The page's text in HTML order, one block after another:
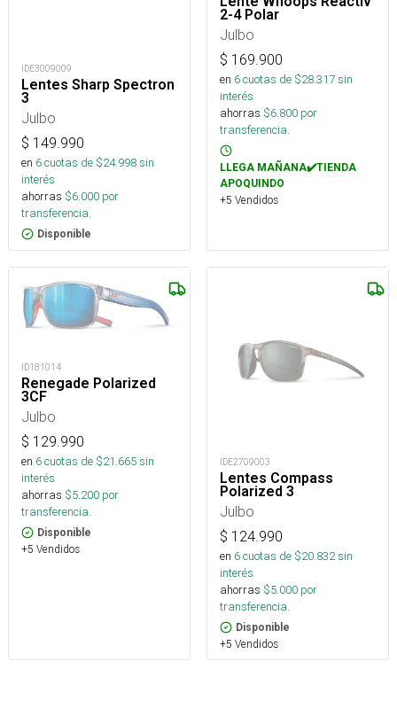
IDE3009009
Lentes Sharp Spectron
3
Julbo
$ 149.990
en 6cuotas de $24.998sin
interés
ahorras $6.000 por
transferencia.
Disponible
2-4 Polar
Julbo
$ 169.900
en 6cuotas de $28.317sin
interés
ahorras $6.800 por
transferencia.
LLEGA MAÑANA✔️TIENDA
APOQUINDO
+5 Vendidos
ID181014
Renegade Polarized
3CF
Julbo
$ 129.990
en 6cuotas de $21.665sin
interés
ahorras $5.200 por
transferencia.
Disponible
+5 Vendidos
IDE2709003
Lentes Compass
Polarized 3
Julbo
$ 124.990
en 6cuotas de $20.832sin
interés
ahorras $5.000 por
transferencia.
Disponible
+5 Vendidos